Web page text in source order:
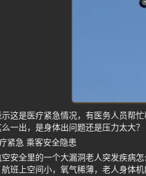
这是医疗紧急情况，有医务人员帮
一出，是身体出问题还是压力太大？
紧急 乘客安全隐患
安全里的一个大漏洞老人突发疾病
班上空间小，氧气稀薄，老人身体